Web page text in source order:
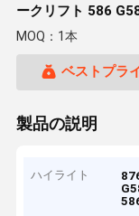
ークリフト 586
用
MOQ：1本
ベストプラ
製品の説明
ハイライト